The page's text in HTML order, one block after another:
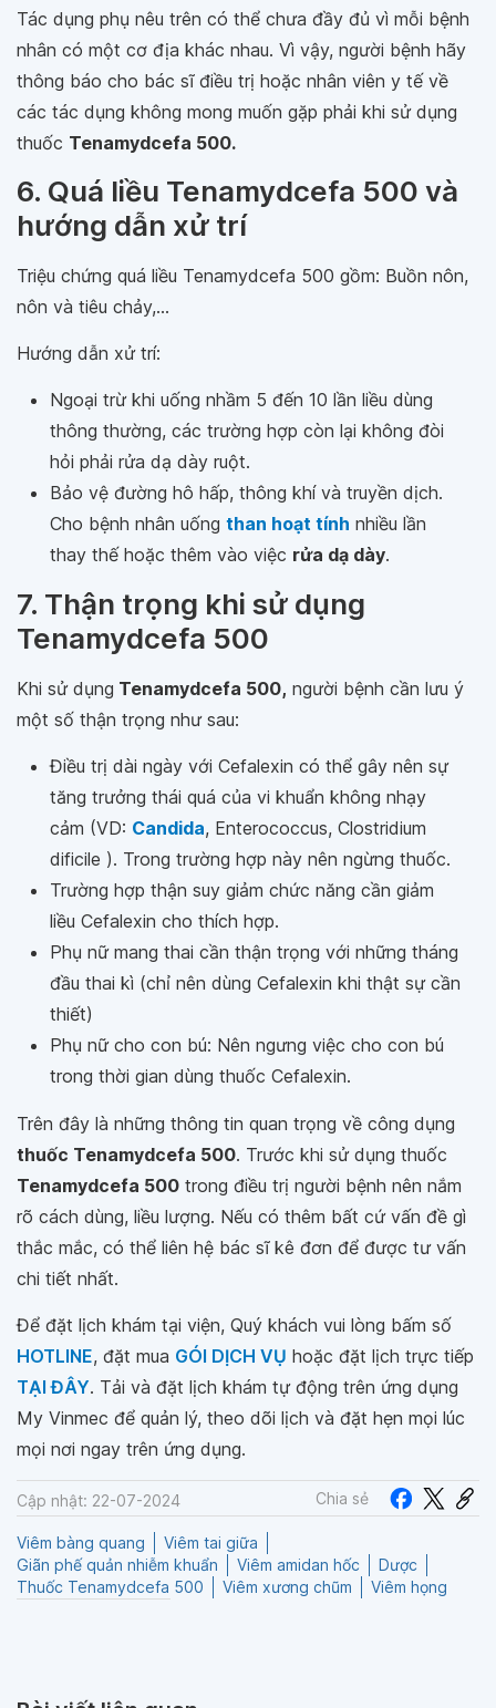
Tác dụng phụ nêu trên có thể chưa đầy đủ vì mỗi bệnh
nhân có một cơ địa khác nhau. Vì vậy, người bệnh hãy
thông báo cho bác sĩ điều trị hoặc nhân viên y tế về
các tác dụng không mong muốn gặp phải khi sử dụng
thuốc Tenamydcefa 500.
6. Quá liều Tenamydcefa 500 và
hướng dẫn xử trí
Triệu chứng quá liều Tenamydcefa 500 gồm: Buồn nôn,
nôn và tiêu chảy,...
Hướng dẫn xử trí:
Ngoại trừ khi uống nhầm 5 đến 10 lần liều dùng
thông thường, các trường hợp còn lại không đòi
hỏi phải rửa dạ dày ruột.
Bảo vệ đường hô hấp, thông khí và truyền dịch.
Cho bệnh nhân uống than hoạt tính nhiều lần
thay thế hoặc thêm vào việc rửa dạ dày.
7. Thận trọng khi sử dụng
Tenamydcefa 500
Khi sử dụng Tenamydcefa 500, người bệnh cần lưu ý
một số thận trọng như sau:
Điều trị dài ngày với Cefalexin có thể gây nên sự
tăng trưởng thái quá của vi khuẩn không nhạy
cảm (VD: Candida, Enterococcus, Clostridium
dificile ). Trong trường hợp này nên ngừng thuốc.
Trường hợp thận suy giảm chức năng cần giảm
liều Cefalexin cho thích hợp.
Phụ nữ mang thai cần thận trọng với những tháng
đầu thai kì (chỉ nên dùng Cefalexin khi thật sự cần
thiết)
Phụ nữ cho con bú: Nên ngưng việc cho con bú
trong thời gian dùng thuốc Cefalexin.
Trên đây là những thông tin quan trọng về công dụng
thuốc Tenamydcefa 500. Trước khi sử dụng thuốc
Tenamydcefa 500 trong điều trị người bệnh nên nắm
rõ cách dùng, liều lượng. Nếu có thêm bất cứ vấn đề gì
thắc mắc, có thể liên hệ bác sĩ kê đơn để được tư vấn
chi tiết nhất.
Để đặt lịch khám tại viện, Quý khách vui lòng bấm số
HOTLINE, đặt mua GÓI DỊCH VỤ hoặc đặt lịch trực tiếp
TẠI ĐÂY. Tải và đặt lịch khám tự động trên ứng dụng
My Vinmec để quản lý, theo dõi lịch và đặt hẹn mọi lúc
mọi nơi ngay trên ứng dụng.
Cập nhật: 22-07-2024 Chia sẻ
Viêm bàng quang
Viêm tai giữa
Giãn phế quản nhiễm khuẩn
Viêm amidan hốc
Dược
Thuốc Tenamydcefa 500
Viêm xương chũm Viêm họng